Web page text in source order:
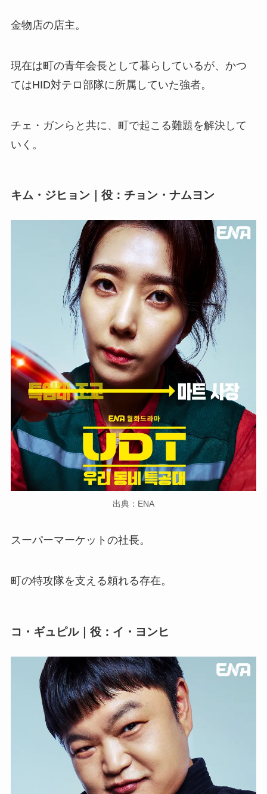
金物店の店主。
現在は町の青年会長として暮らしているが、かつ
てはHID対テロ部隊に所属していた強者。
チェ・ガンらと共に、町で起こる難題を解決して
いく。
キム・ジヒョン｜役：チョン・ナムヨン
出典：ENA
スーパーマーケットの社長。
町の特攻隊を支える頼れる存在。
コ・ギュピル｜役：イ・ヨンヒ